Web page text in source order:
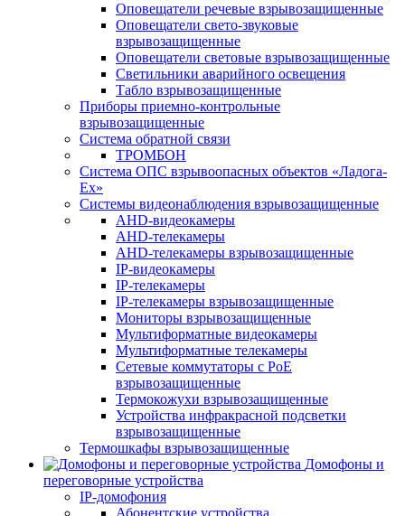
Оповещатели речевые взрывозащищенные
Оповещатели свето-звуковые
взрывозащищенные
Оповещатели световые взрывозащищенные
Светильники аварийного освещения
Табло взрывозащищенные
Приборы приемно-контрольные
взрывозащищенные
Система обратной связи
ТРОМБОН
Система ОПС взрывоопасных объектов «Ладога-
Ex»
Системы видеонаблюдения взрывозащищенные
AHD-видеокамеры
AHD-телекамеры
AHD-телекамеры взрывозащищенные
IP-видеокамеры
IP-телекамеры
IP-телекамеры взрывозащищенные
Мониторы взрывозащищенные
Мультиформатные видеокамеры
Мультиформатные телекамеры
Сетевые коммутаторы с РоЕ
взрывозащищенные
Термокожухи взрывозащищенные
Устройства инфракрасной подсветки
взрывозащищенные
Термошкафы взрывозащищенные
Домофоны и
переговорные устройства
IP-домофония
Абонентские устройства